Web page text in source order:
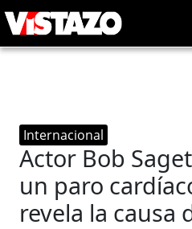
Internacional
Actor Bob
un paro
revela la causa